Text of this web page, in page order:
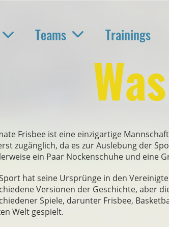
Teams Trainings
Frisbee ist eine einzigartige
zugänglich, da es zur Auslebung der
ein Paar Nockenschuhe und eine
hat seine Ursprünge in den
Versionen der Geschichte, aber
Spiele, darunter Frisbee,
Welt gespielt.